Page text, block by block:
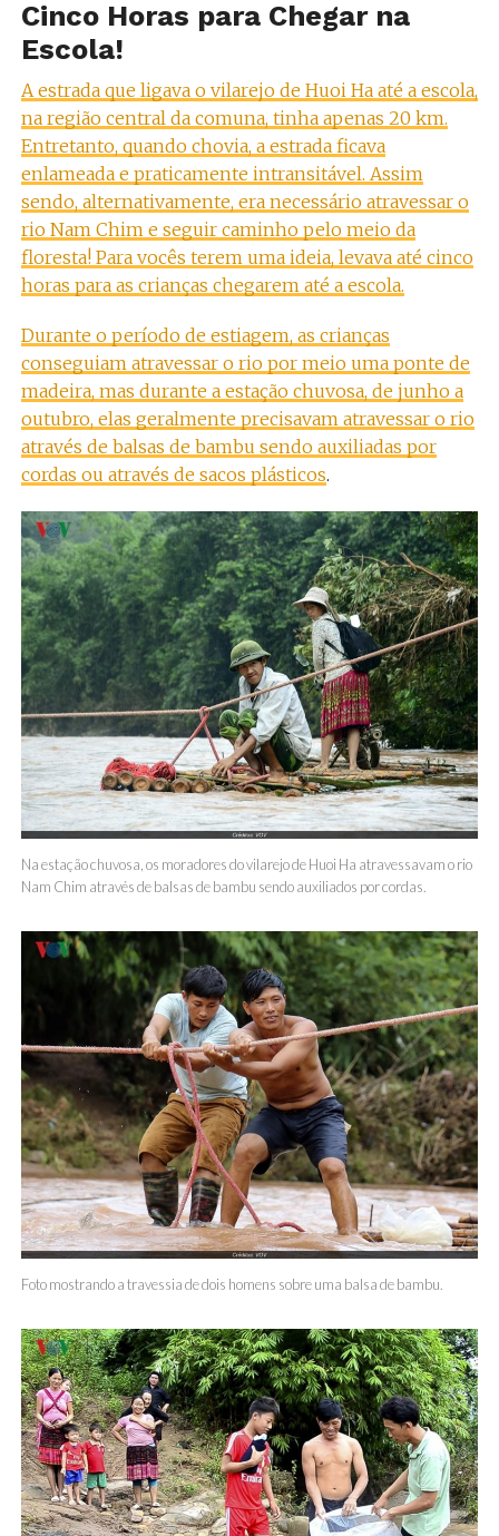
Cinco Horas para Chegar na
Escola!
A estrada que ligava o vilarejo de Huoi Ha até a escola,
na região central da comuna, tinha apenas 20 km.
Entretanto, quando chovia, a estrada ficava
enlameada e praticamente intransitável. Assim
sendo, alternativamente, era necessário atravessar o
rio Nam Chim e seguir caminho pelo meio da
floresta! Para vocês terem uma ideia, levava até cinco
horas para as crianças chegarem até a escola.
Durante o período de estiagem, as crianças
conseguiam atravessar o rio por meio uma ponte de
madeira, mas durante a estação chuvosa, de junho a
outubro, elas geralmente precisavam atravessar o rio
através de balsas de bambu sendo auxiliadas por
cordas ou através de sacos plásticos.
Na estação chuvosa, os moradores do vilarejo de Huoi Ha atravessavam o rio
Nam Chim através de balsas de bambu sendo auxiliados por cordas.
Foto mostrando a travessia de dois homens sobre uma balsa de bambu.